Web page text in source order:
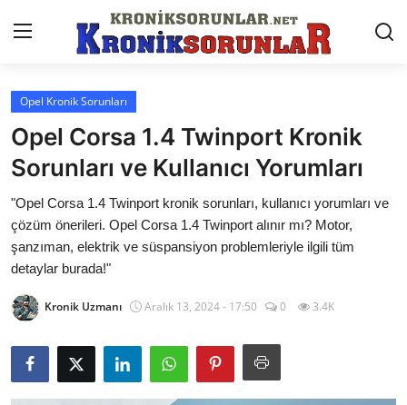
Anasayfa
Markalar
İletişim
Trafik & Cezalar
Sigorta & Kasko
Vergi & ÖTV & MTV
Muayene & Ruhsat
Sorgulamalar
Opel Kronik Sorunları
Opel Corsa 1.4 Twinport Kronik
Sorunları ve Kullanıcı Yorumları
"Opel Corsa 1.4 Twinport kronik sorunları, kullanıcı yorumları ve
çözüm önerileri. Opel Corsa 1.4 Twinport alınır mı? Motor,
şanzıman, elektrik ve süspansiyon problemleriyle ilgili tüm
detaylar burada!"
Kronik Uzmanı Aralık 13, 2024 - 17:50 0 3.4K